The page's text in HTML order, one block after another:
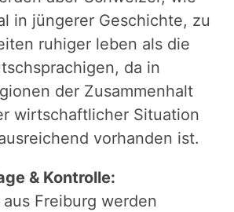
in jüngerer Geschichte, zu
ruhiger leben als die
da in
der Zusammenhalt
wirtschaftlicher Situation
vorhanden ist.
& Kontrolle:
Freiburg werden